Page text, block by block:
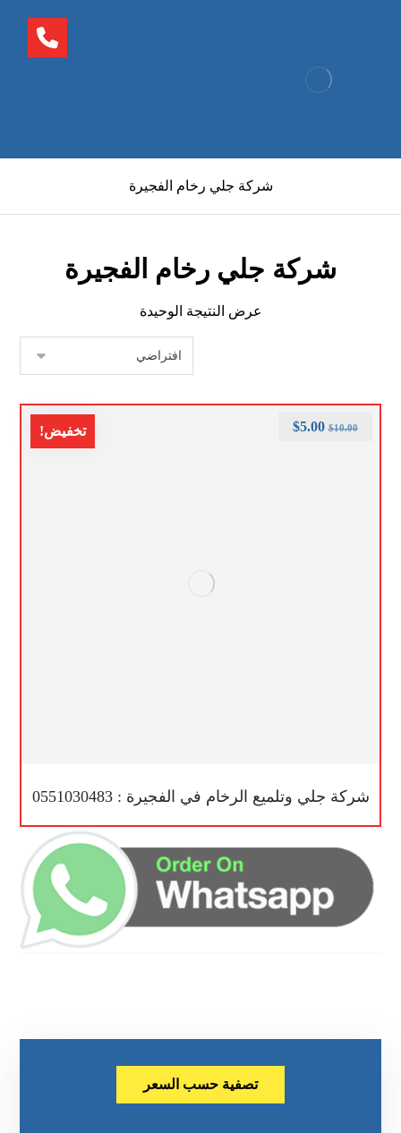
شركة جلي رخام الفجيرة
شركة جلي رخام الفجيرة
عرض النتيجة الوحيدة
تخفيض!
شركة جلي وتلميع الرخام في الفجيرة : 0551030483
$10.00
$5.00
تصفية حسب السعر